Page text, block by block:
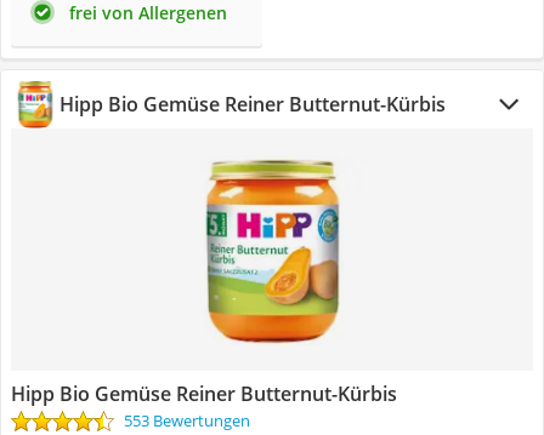
frei von Allergenen
Hipp Bio Gemüse Reiner Butternut-Kürbis
Hipp Bio Gemüse Reiner Butternut-Kürbis
553 Bewertungen